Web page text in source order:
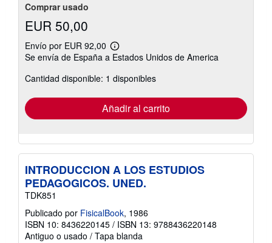
Comprar usado
EUR 50,00
Envío por EUR 92,00
Más
información
las
tarifas
envío
Se envía de España a Estados Unidos de America
Cantidad disponible: 1 disponibles
Añadir al carrito
INTRODUCCION A LOS ESTUDIOS
PEDAGOGICOS. UNED.
TDK851
Publicado por FisicalBook, 1986
ISBN 10: 8436220145 / ISBN 13: 9788436220148
Antiguo o usado / Tapa blanda